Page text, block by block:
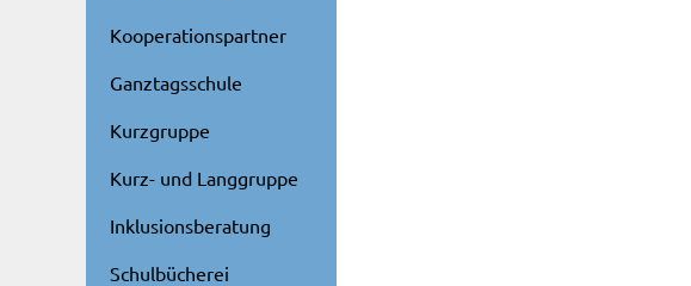
Kooperationspartner
Ganztagsschule
Kurzgruppe
Kurz- und Langgruppe
Inklusionsberatung
Schulbücherei